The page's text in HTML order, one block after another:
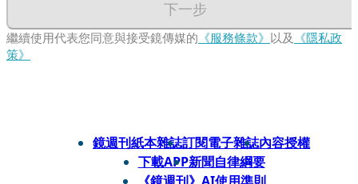
下一步
繼續使用代表您同意與接受鏡傳媒的 《服務條款》 以及 《隱私政
策》
鏡週刊紙本雜誌訂閱電子雜誌內容授權
下載APP新聞自律綱要